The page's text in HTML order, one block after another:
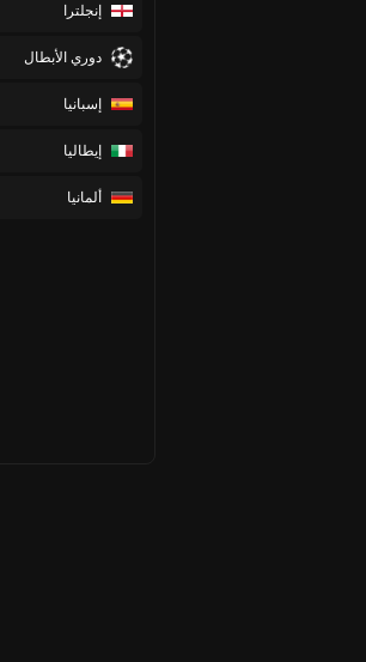
إنجلترا
دوري الأبطال
إسبانيا
إيطاليا
ألمانيا